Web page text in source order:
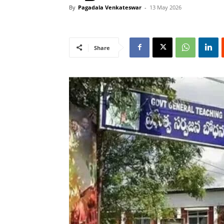
By Pagadala Venkateswar - 13 May 2026
Share